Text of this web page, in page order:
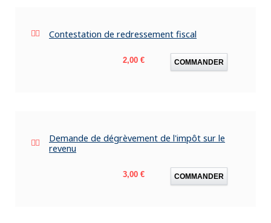
Contestation de redressement fiscal
Prix
2,00 € COMMANDER
Demande de dégrèvement de l'impôt sur le
revenu
Prix
3,00 € COMMANDER